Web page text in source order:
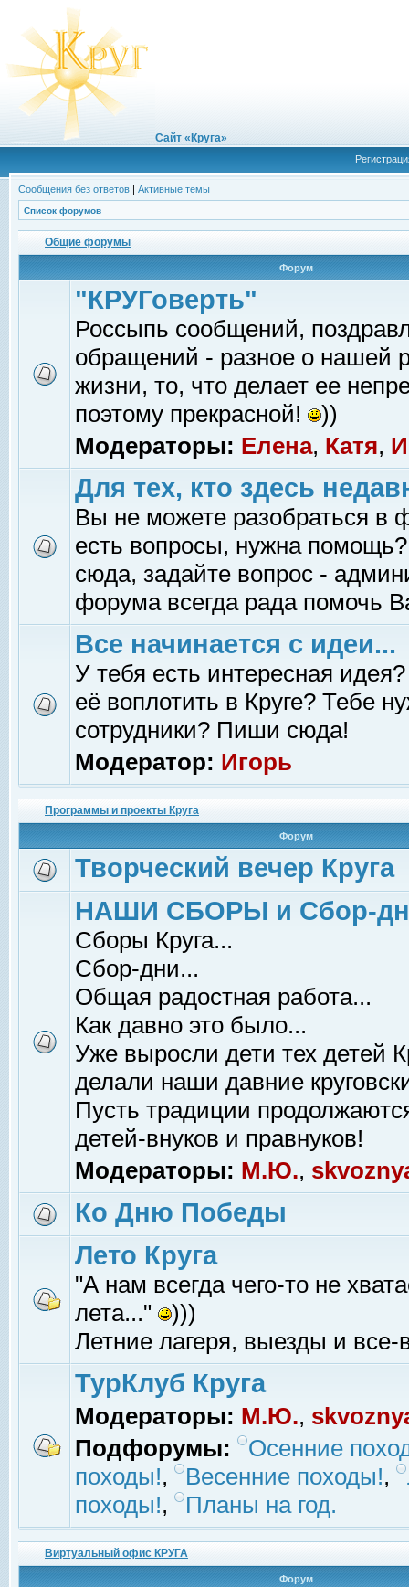
Сайт «Круга»
Сообщения без ответов | Активные темы
Список форумов
Общие форумы
Форум
"КРУГоверть"
Россыпь сообщений,
обращений - разное о нашей
жизни, то, что делает ее
поэтому прекрасной!
))
Модераторы: Елена, Катя,
Для тех, кто здесь
Вы не можете разобраться в
есть вопросы, нужна помощь?
сюда, задайте вопрос -
форума всегда рада помочь
Все начинается с идеи...
У тебя есть интересная
её воплотить в Круге? Тебе
сотрудники? Пиши сюда!
Модератор: Игорь
Программы и проекты Круга
Форум
Творческий вечер Круга
НАШИ СБОРЫ и Сбор-
Сборы Круга...
Сбор-дни...
Общая радостная работа...
Как давно это было...
Уже выросли дети тех детей
делали наши давние
Пусть традиции
детей-внуков и правнуков!
Модераторы: М.Ю.,
Ко Дню Победы
Лето Круга
"А нам всегда чего-то не
лета..."
)))
Летние лагеря, выезды и все-
ТурКлуб Круга
Модераторы: М.Ю.,
Подфорумы:
Осенние
походы!, Весенние походы!,
походы!, Планы на год.
Виртуальный офис КРУГА
Форум